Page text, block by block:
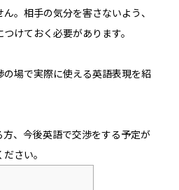
。相手の気分を害さないよう、
けておく必要があります。
場で実際に使える英語表現を紹
、今後英語で交渉をする予定が
さい。